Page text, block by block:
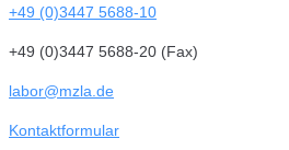
+49 (0)3447 5688-10
+49 (0)3447 5688-20 (Fax)
labor@mzla.de
Kontaktformular